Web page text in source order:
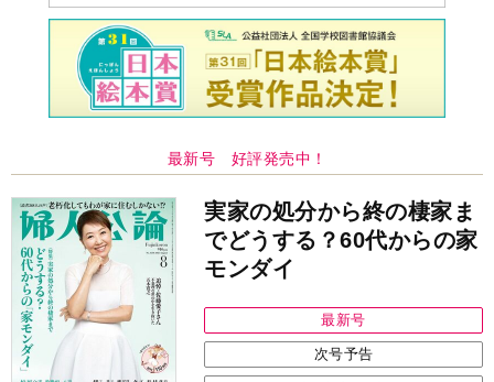
最新号 好評発売中！
実家の処分から終の棲家ま
でどうする？60代からの家
モンダイ
最新号
次号予告